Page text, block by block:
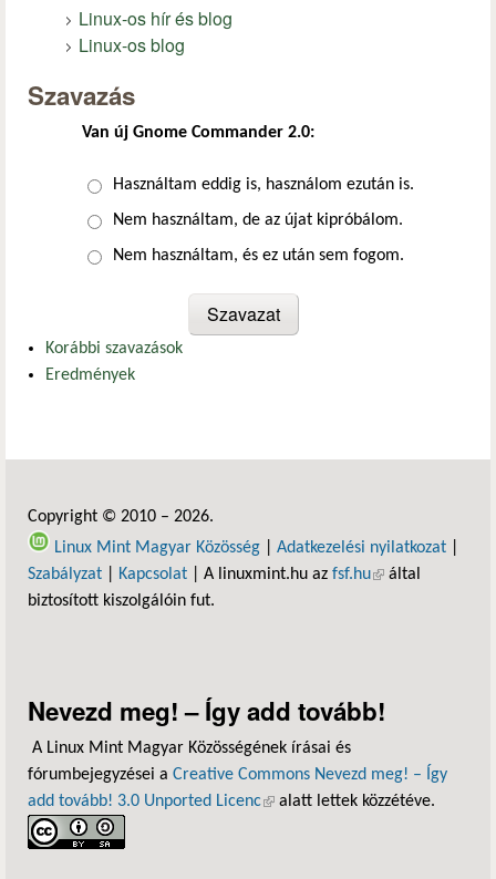
Linux-os hír és blog
Linux-os blog
Szavazás
Van új Gnome Commander 2.0:
Választások
Használtam eddig is, használom ezután is.
Nem használtam, de az újat kipróbálom.
Nem használtam, és ez után sem fogom.
Korábbi szavazások
Eredmények
Copyright © 2010 – 2026.
Linux Mint Magyar Közösség
Adatkezelési nyilatkozat
Szabályzat
Kapcsolat | A linuxmint.hu az fsf.hu(külső hivatkozás)
által
biztosított kiszolgálóin fut.
Nevezd meg! – Így add tovább!
A Linux Mint Magyar Közösségének írásai és
fórumbejegyzései a Creative Commons Nevezd meg! – Így
add tovább! 3.0 Unported Licenc(külső hivatkozás)
alatt lettek közzétéve.